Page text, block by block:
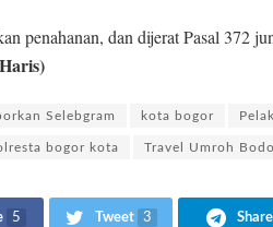
penahanan, dan dijerat Pasal 372
Selebgram kota bogor
bogor kota Travel Umroh
5 Tweet 3 Share